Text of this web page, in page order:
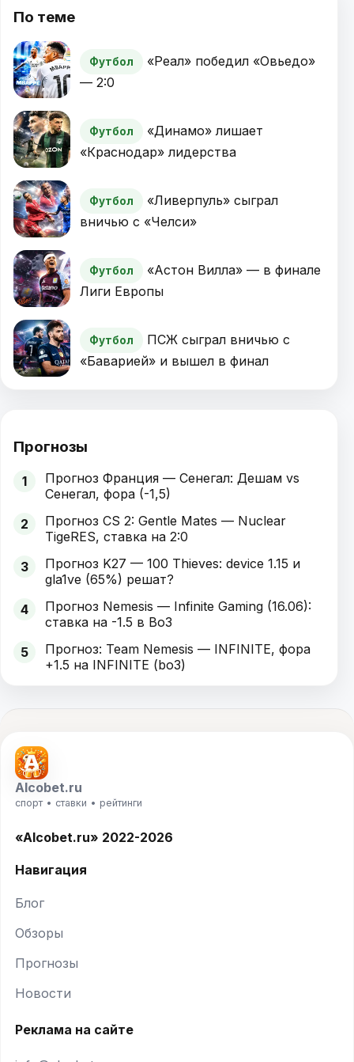
По теме
Футбол
«Реал» победил «Овьедо»
— 2:0
Футбол
«Динамо» лишает
«Краснодар» лидерства
Футбол
«Ливерпуль» сыграл
вничью с «Челси»
Футбол
«Астон Вилла» — в финале
Лиги Европы
Футбол
ПСЖ сыграл вничью с
«Баварией» и вышел в финал
Прогнозы
1
Прогноз Франция — Сенегал: Дешам vs
Сенегал, фора (-1,5)
2
Прогноз CS 2: Gentle Mates — Nuclear
TigeRES, ставка на 2:0
3
Прогноз K27 — 100 Thieves: device 1.15 и
gla1ve (65%) решат?
4
Прогноз Nemesis — Infinite Gaming (16.06):
ставка на -1.5 в Bo3
5
Прогноз: Team Nemesis — INFINITE, фора
+1.5 на INFINITE (bo3)
Alcobet.ru
спорт • ставки • рейтинги
«Alcobet.ru» 2022-2026
Навигация
Блог
Обзоры
Прогнозы
Новости
Реклама на сайте